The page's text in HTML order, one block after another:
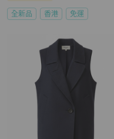
全新品 香港 免運